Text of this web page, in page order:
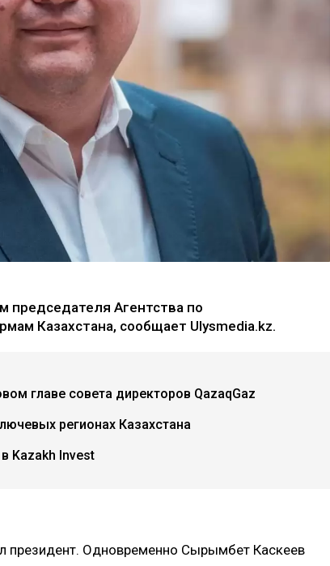
председателя Агентства по
Казахстана, сообщает Ulysmedia.kz.
главе совета директоров QazaqGaz
регионах Казахстана
Kazakh Invest
президент. Одновременно Сырымбет Каскеев